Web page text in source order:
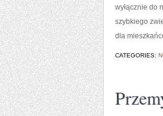
wyłącznie do
szybkiego
dla
CATEGORIES: